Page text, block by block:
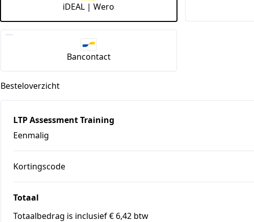
iDEAL | Wero
Bancontact
Besteloverzicht
LTP Assessment Training
Eenmalig
Kortingscode
Totaal
Totaalbedrag is inclusief € 6,42 btw